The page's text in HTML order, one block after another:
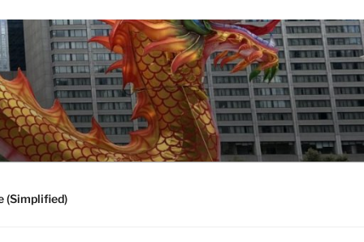
(Simplified)